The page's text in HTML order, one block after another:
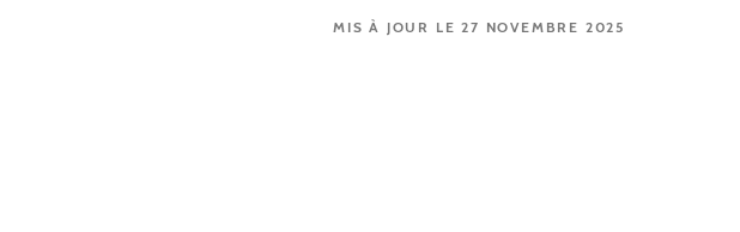
MIS À JOUR LE 27 NOVEMBRE 2025